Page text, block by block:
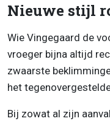
Nieuwe stijl
Wie Vingegaard de
vroeger bijna altijd
zwaarste
het
Bij zowat al zijn